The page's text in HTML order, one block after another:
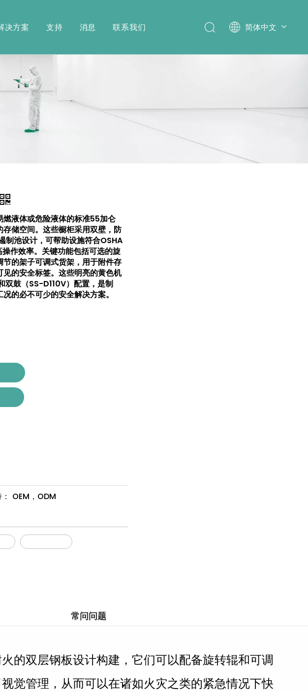
决方案 支持 消息 联系我们 简体中文
液体或危险液体的标准55加仑
储空间。这些橱柜采用双壁，防
制池设计，可帮助设施符合OSHA
作效率。关键功能包括可选的旋
的架子可调式货架，用于附件存
的安全标签。这些明亮的黄色机
鼓（SS-D110V）配置，是制
的必不可少的安全解决方案。
OEM，ODM
常问问题
的双层钢板设计构建，它们可以配备旋转辊和可调
觉管理，从而可以在诸如火灾之类的紧急情况下快